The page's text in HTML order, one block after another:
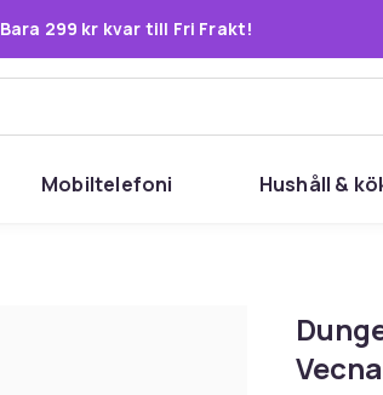
Bara 299 kr kvar till Fri Frakt!
Mobiltelefoni Hushåll &